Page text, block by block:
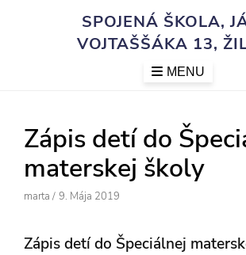
SPOJENÁ ŠKOLA,
VOJTAŠŠÁKA 13,
MENU
Zápis detí do
materskej školy
Author
Marta / Posted
9. Mája 2019
Zápis detí do Špeciálnej